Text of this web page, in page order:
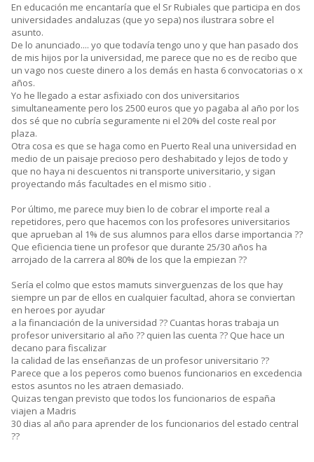
En educación me encantaría que el Sr Rubiales que participa en dos
universidades andaluzas (que yo sepa) nos ilustrara sobre el
asunto.
De lo anunciado.... yo que todavía tengo uno y que han pasado dos
de mis hijos por la universidad, me parece que no es de recibo que
un vago nos cueste dinero a los demás en hasta 6 convocatorias o x
años.
Yo he llegado a estar asfixiado con dos universitarios
simultaneamente pero los 2500 euros que yo pagaba al año por los
dos sé que no cubría seguramente ni el 20% del coste real por
plaza.
Otra cosa es que se haga como en Puerto Real una universidad en
medio de un paisaje precioso pero deshabitado y lejos de todo y
que no haya ni descuentos ni transporte universitario, y sigan
proyectando más facultades en el mismo sitio .
Por último, me parece muy bien lo de cobrar el importe real a
repetidores, pero que hacemos con los profesores universitarios
que aprueban al 1% de sus alumnos para ellos darse importancia ??
Que eficiencia tiene un profesor que durante 25/30 años ha
arrojado de la carrera al 80% de los que la empiezan ??
Sería el colmo que estos mamuts sinverguenzas de los que hay
siempre un par de ellos en cualquier facultad, ahora se conviertan
en heroes por ayudar
a la financiación de la universidad ?? Cuantas horas trabaja un
profesor universitario al año ?? quien las cuenta ?? Que hace un
decano para fiscalizar
la calidad de las enseñanzas de un profesor universitario ??
Parece que a los peperos como buenos funcionarios en excedencia
estos asuntos no les atraen demasiado.
Quizas tengan previsto que todos los funcionarios de españa
viajen a Madris
30 dias al año para aprender de los funcionarios del estado central
??